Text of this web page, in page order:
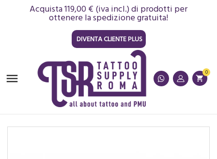
Acquista 119,00 € (iva incl.) di prodotti per
ottenere la spedizione gratuita!
DIVENTA CLIENTE PLUS
 shopping_cart
0